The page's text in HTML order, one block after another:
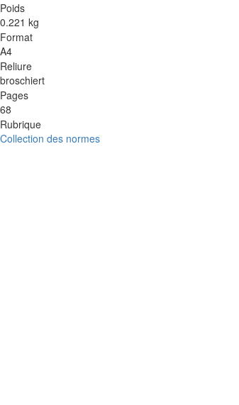
Poids
0.221 kg
Format
A4
Reliure
broschiert
Pages
68
Rubrique
Collection des normes